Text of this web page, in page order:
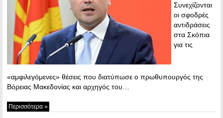
Συνεχίζονται
οι σφοδρές
αντιδράσεις
στα Σκόπια
για τις
«αμφιλεγόμενες» θέσεις που διατύπωσε ο πρωθυπουργός της
Βόρειας Μακεδονίας και αρχηγός του…
Περισσότερα »